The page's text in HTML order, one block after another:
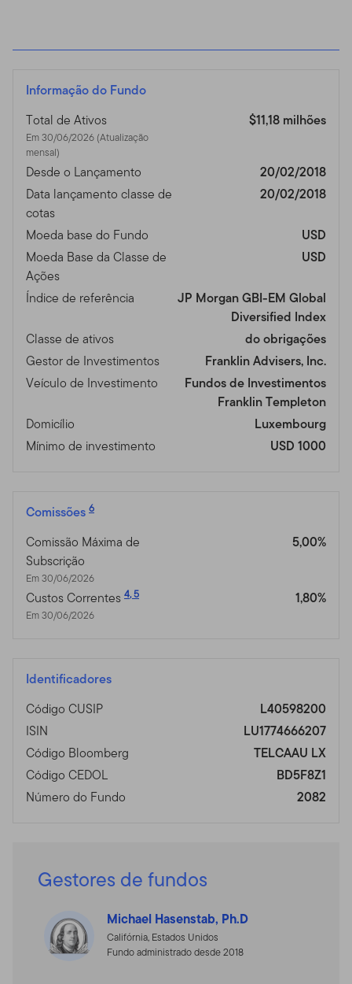
Informação do Fundo
Total de Ativos
Em 30/06/2026 (Atualização
mensal)
$11,18 milhões
Desde o Lançamento
20/02/2018
Data lançamento classe de
cotas
20/02/2018
Moeda base do Fundo
USD
Moeda Base da Classe de
Ações
USD
Índice de referência
JP Morgan GBI-EM Global
Diversified Index
Classe de ativos
do obrigações
Gestor de Investimentos
Franklin Advisers, Inc.
Veículo de Investimento
Fundos de Investimentos
Franklin Templeton
Domicílio
Luxembourg
Mínimo de investimento
USD 1000
Comissões 6
Comissão Máxima de
Subscrição
Em 30/06/2026
5,00%
Custos Correntes 4,5
Em 30/06/2026
1,80%
Identificadores
Código CUSIP
L40598200
ISIN
LU1774666207
Código Bloomberg
TELCAAU LX
Código CEDOL
BD5F8Z1
Número do Fundo
2082
Gestores de fundos
Michael Hasenstab, Ph.D
Califórnia, Estados Unidos
Fundo administrado desde 2018